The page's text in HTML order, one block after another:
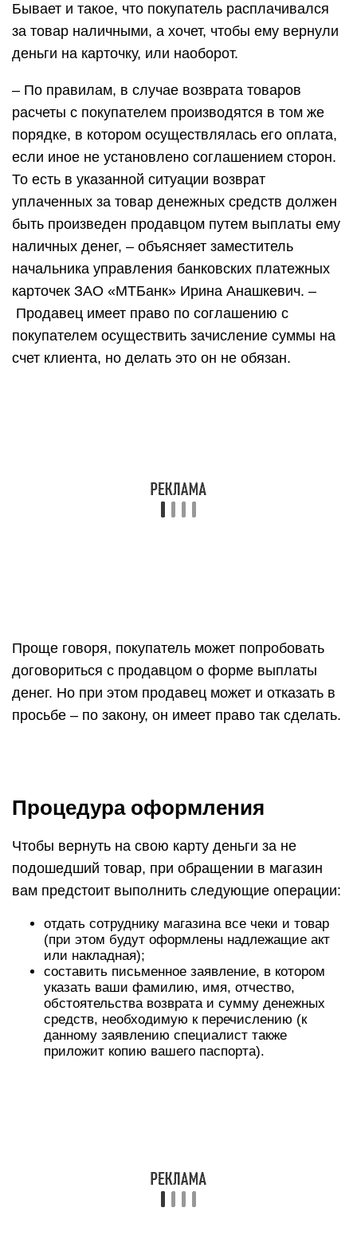
Бывает и такое, что покупатель расплачивался
за товар наличными, а хочет, чтобы ему вернули
деньги на карточку, или наоборот.
– По правилам, в случае возврата товаров
расчеты с покупателем производятся в том же
порядке, в котором осуществлялась его оплата,
если иное не установлено соглашением сторон.
То есть в указанной ситуации возврат
уплаченных за товар денежных средств должен
быть произведен продавцом путем выплаты ему
наличных денег, – объясняет заместитель
начальника управления банковских платежных
карточек ЗАО «МТБанк» Ирина Анашкевич. –
Продавец имеет право по соглашению с
покупателем осуществить зачисление суммы на
счет клиента, но делать это он не обязан.
Проще говоря, покупатель может попробовать
договориться с продавцом о форме выплаты
денег. Но при этом продавец может и отказать в
просьбе – по закону, он имеет право так сделать.
Процедура оформления
Чтобы вернуть на свою карту деньги за не
подошедший товар, при обращении в магазин
вам предстоит выполнить следующие операции:
отдать сотруднику магазина все чеки и товар
(при этом будут оформлены надлежащие акт
или накладная);
составить письменное заявление, в котором
указать ваши фамилию, имя, отчество,
обстоятельства возврата и сумму денежных
средств, необходимую к перечислению (к
данному заявлению специалист также
приложит копию вашего паспорта).